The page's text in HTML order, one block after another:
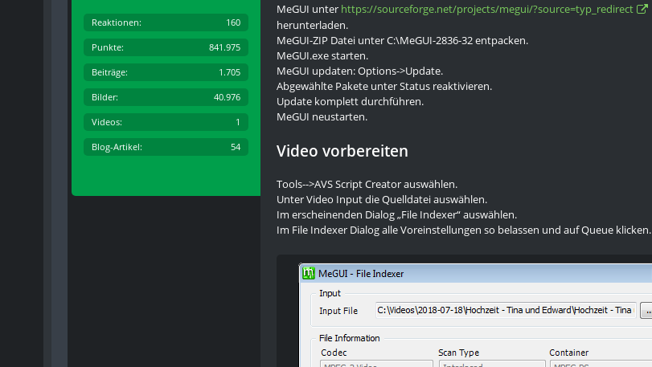
Reaktionen 160
Punkte 841.975
Beiträge 1.705
Bilder 40.976
Videos 1
Blog-Artikel 54
MeGUI unter https://sourceforge.net/projects/megui/?source=typ_redirect
herunterladen.
MeGUI-ZIP Datei unter C:\MeGUI-2836-32 entpacken.
MeGUI.exe starten.
MeGUI updaten: Options->Update.
Abgewählte Pakete unter Status reaktivieren.
Update komplett durchführen.
MeGUI neustarten.
Video vorbereiten
Tools-->AVS Script Creator auswählen.
Unter Video Input die Quelldatei auswählen.
Im erscheinenden Dialog „File Indexer“ auswählen.
Im File Indexer Dialog alle Voreinstellungen so belassen und auf Queue klicken.